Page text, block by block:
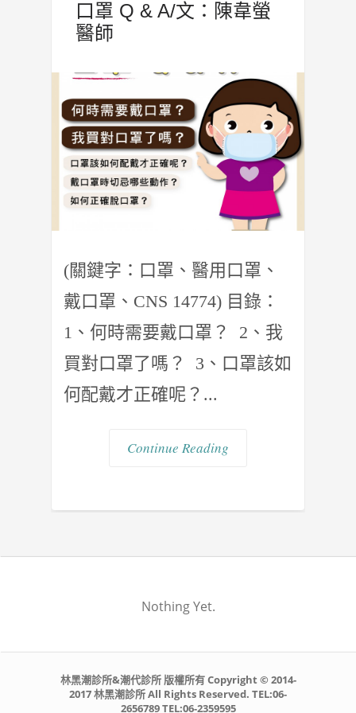
口罩 Q & A/文：陳韋螢
醫師
(關鍵字：口罩、醫用口罩、
戴口罩、CNS 14774) 目錄：
1、何時需要戴口罩？ 2、我
買對口罩了嗎？ 3、口罩該如
何配戴才正確呢？...
Continue Reading
Nothing Yet.
林黑潮診所&潮代診所 版權所有 Copyright © 2014-
2017 林黑潮診所 All Rights Reserved. TEL:06-
2656789 TEL:06-2359595